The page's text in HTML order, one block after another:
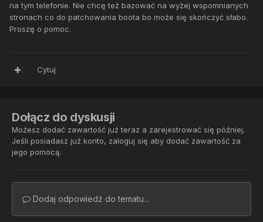
na tym telefonie. Nie chcę też bazować na wyżej wspomnianych
stronach co do patchowania boota bo może się skończyć słabo.
Proszę o pomoc.
Cytuj
Dołącz do dyskusji
Możesz dodać zawartość już teraz a zarejestrować się później.
Jeśli posiadasz już konto, zaloguj się aby dodać zawartość za
jego pomocą.
Dodaj odpowiedź do tematu...